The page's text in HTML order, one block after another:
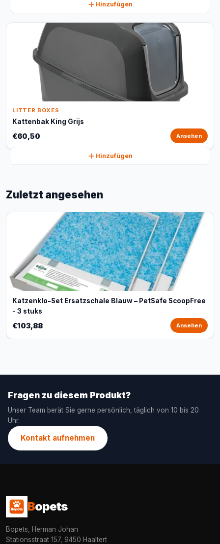
Hinzufügen
LITTER BOXES
Kattenbak King Grijs
€60,50 Ansehen
Hinzufügen
Zuletzt angesehen
Katzenklo-Set Ersatzschale Blauw – PetSafe ScoopFree
- 3 stuks
€103,88 Ansehen
Fragen zu diesem Produkt?
Unser Team berät Sie gerne persönlich, täglich von 10 bis 20
Uhr.
Kontakt aufnehmen
Bopets
Bopets, Herman Johan
Stationsstraat 157, 9450 Haaltert